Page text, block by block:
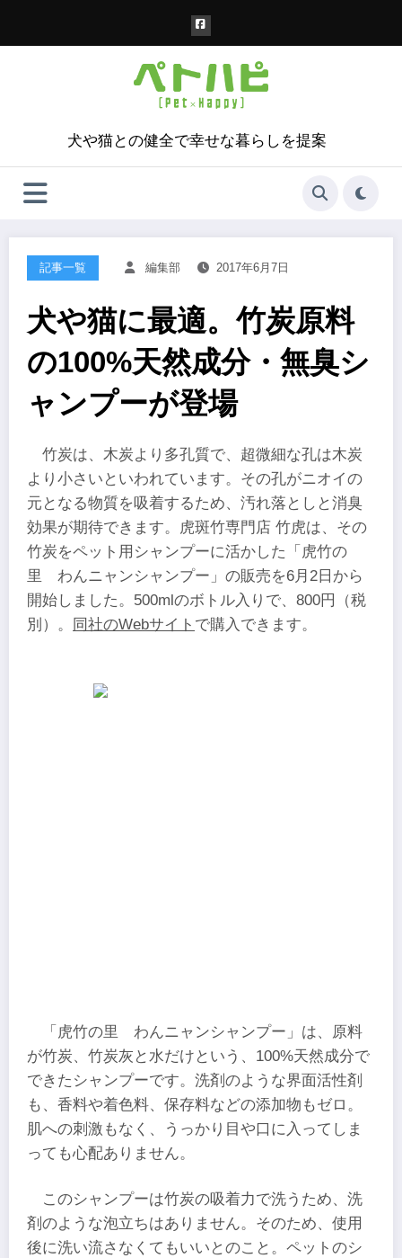
犬や猫との健全で幸せな暮らしを提案
記事一覧 編集部 2017年6月7日
犬や猫に最適。竹炭原料
の100%天然成分・無臭シ
ャンプーが登場
竹炭は、木炭より多孔質で、超微細な孔は木炭
より小さいといわれています。その孔がニオイの
元となる物質を吸着するため、汚れ落としと消臭
効果が期待できます。虎斑竹専門店 竹虎は、その
竹炭をペット用シャンプーに活かした「虎竹の
里 わんニャンシャンプー」の販売を6月2日から
開始しました。500mlのボトル入りで、800円（税
別）。
同社のWebサイト で購入できます。
「虎竹の里 わんニャンシャンプー」は、原料
が竹炭、竹炭灰と水だけという、100%天然成分で
できたシャンプーです。洗剤のような界面活性剤
も、香料や着色料、保存料などの添加物もゼロ。
肌への刺激もなく、うっかり目や口に入ってしま
っても心配ありません。
このシャンプーは竹炭の吸着力で洗うため、洗
剤のような泡立ちはありません。そのため、使用
後に洗い流さなくてもいいとのこと。ペットのシ